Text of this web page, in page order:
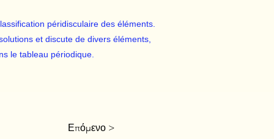
péridisculaire des éléments.
et discute de divers éléments,
le tableau périodique.
Επόμενο >